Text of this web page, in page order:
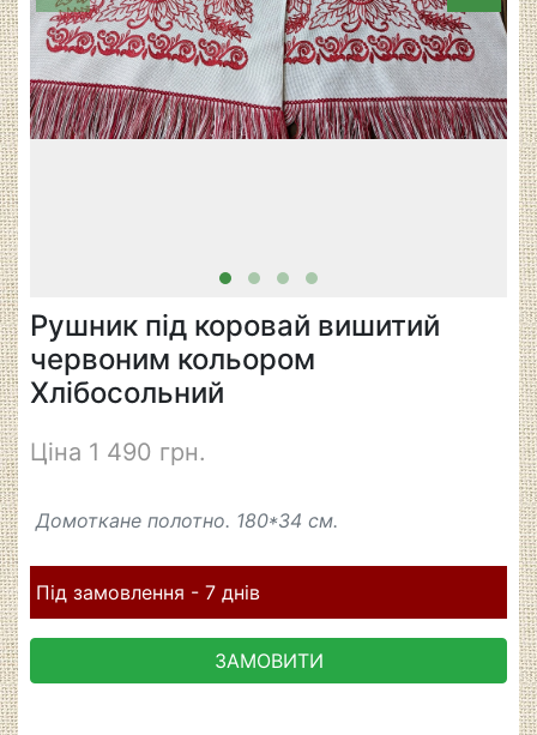
Рушник під коровай вишитий
червоним кольором
Хлібосольний
Ціна 1 490 грн.
Домоткане полотно. 180*34 см.
Під замовлення - 7 днів
ЗАМОВИТИ